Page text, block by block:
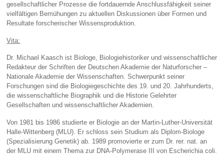
gesellschaftlicher Prozesse die fortdauernde Anschlussfähigkeit seiner
vielfältigen Bemühungen zu aktuellen Diskussionen über Formen und
Resultate forscherischer Wissensproduktion.
Vita:
Dr. Michael Kaasch ist Biologe, Biologiehistoriker und wissenschaftlicher
Redakteur der Schriften der Deutschen Akademie der Naturforscher –
Nationale Akademie der Wissenschaften. Schwerpunkt seiner
Forschungen sind die Biologiegeschichte des 19. und 20. Jahrhunderts,
die wissenschaftliche Biographik und die Historie Gelehrter
Gesellschaften und wissenschaftlicher Akademien.
Von 1981 bis 1986 studierte er Biologie an der Martin-Luther-Universität
Halle-Wittenberg (MLU). Er schloss sein Studium als Diplom-Biologe
(Spezialisierung Genetik) ab. 1989 promovierte er zum Dr. rer. nat. an
der MLU mit einem Thema zur DNA-Polymerase III von Escherichia coli.